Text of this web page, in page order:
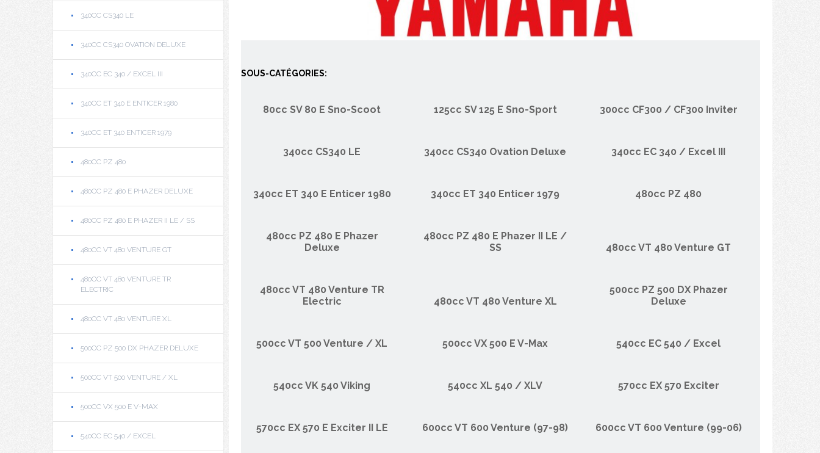
340CC CS340 LE
340CC CS340 OVATION DELUXE
340CC EC 340 / EXCEL III
340CC ET 340 E ENTICER 1980
340CC ET 340 ENTICER 1979
480CC PZ 480
480CC PZ 480 E PHAZER DELUXE
480CC PZ 480 E PHAZER II LE / SS
480CC VT 480 VENTURE GT
480CC VT 480 VENTURE TR
ELECTRIC
480CC VT 480 VENTURE XL
500CC PZ 500 DX PHAZER DELUXE
500CC VT 500 VENTURE / XL
500CC VX 500 E V-MAX
540CC EC 540 / EXCEL
SOUS-CATÉGORIES:
80cc SV 80 E Sno-Scoot 125cc SV 125 E Sno-Sport 300cc CF300 / CF300 Inviter
340cc CS340 LE 340cc CS340 Ovation Deluxe 340cc EC 340 / Excel III
340cc ET 340 E Enticer 1980 340cc ET 340 Enticer 1979 480cc PZ 480
480cc PZ 480 E Phazer
Deluxe
480cc PZ 480 E Phazer II LE /
SS
480cc VT 480 Venture GT
480cc VT 480 Venture TR
Electric
480cc VT 480 Venture XL
500cc PZ 500 DX Phazer
Deluxe
500cc VT 500 Venture / XL 500cc VX 500 E V-Max 540cc EC 540 / Excel
540cc VK 540 Viking 540cc XL 540 / XLV 570cc EX 570 Exciter
570cc EX 570 E Exciter II LE 600cc VT 600 Venture (97-98) 600cc VT 600 Venture (99-06)